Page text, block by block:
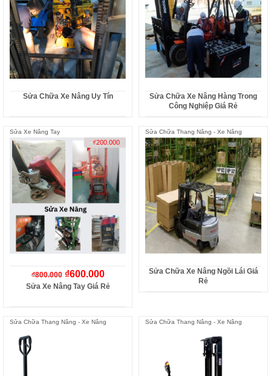
Sửa Chữa Xe Nâng Uy Tín
Sửa Chữa Xe Nâng Hàng Trong
Công Nghiệp Giá Rẻ
Sửa Xe Nâng Tay
-₫200.000
₫800.000 ₫600.000
Sửa Xe Nâng Tay Giá Rẻ
Sửa Chữa Thang Nâng - Xe Nâng
Sửa Chữa Xe Nâng Ngồi Lái Giá
Rẻ
Sửa Chữa Thang Nâng - Xe Nâng Sửa Chữa Thang Nâng - Xe Nâng